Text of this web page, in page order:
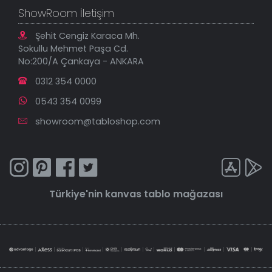
ShowRoom İletişim
Şehit Cengiz Karaca Mh.
Sokullu Mehmet Paşa Cd.
No:200/A Çankaya - ANKARA
0312 354 0000
0543 354 0099
showroom@tabloshop.com
Türkiye'nin kanvas tablo mağazası